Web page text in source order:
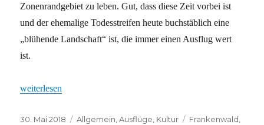
Zonenrandgebiet zu leben. Gut, dass diese Zeit vorbei ist
und der ehemalige Todesstreifen heute buchstäblich eine
„blühende Landschaft“ ist, die immer einen Ausflug wert
ist.
„Grünes Band ist immer gut“
weiterlesen
Veröffentlicht
30. Mai 2018 Kategorien
Allgemein ,Ausflüge Kultur Schlagwörter
Frankenwald